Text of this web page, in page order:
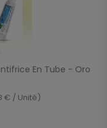
En Tube - Oro
€ / Unité)